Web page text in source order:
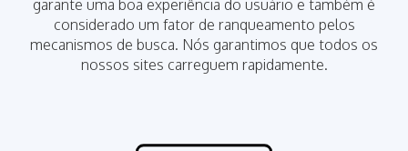
garante uma boa experiência do usuário e também é
considerado um fator de ranqueamento pelos
mecanismos de busca. Nós garantimos que todos os
nossos sites carreguem rapidamente.